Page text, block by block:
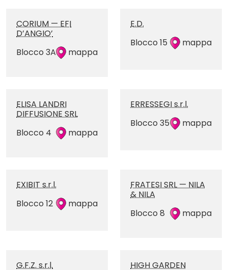
CORIUM — EFI
D’ANGIO’
Blocco 3A
mappa
E.D.
Blocco 15
mappa
ELISA LANDRI
DIFFUSIONE SRL
Blocco 4
mappa
ERRESSEGI s.r.l.
Blocco 35
mappa
EXIBIT s.r.l.
Blocco 12
mappa
FRATESI SRL — NILA
& NILA
Blocco 8
mappa
G.F.Z. s.r.l. HIGH GARDEN